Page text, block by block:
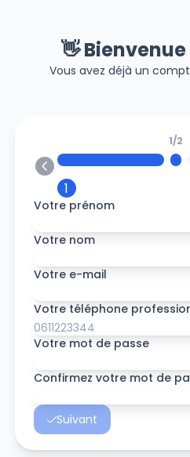
👋
Vous avez déjà un
1/2
1
Votre prénom
Votre nom
Votre e-mail
Votre téléphone
Votre mot de passe
Confirmez votre mot de
Suivant